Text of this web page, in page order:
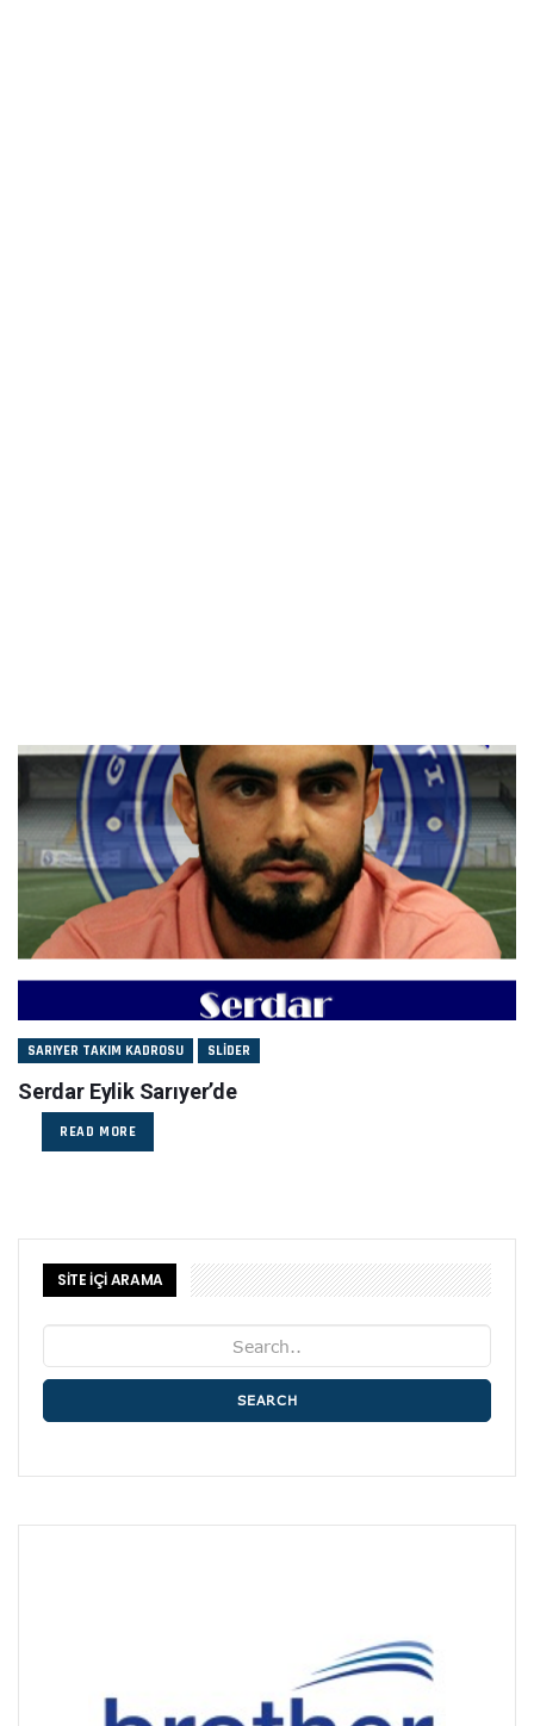
SARIYER TAKIM KADROSU SLIDER
Serdar Eylik Sarıyer’de
READ MORE
SİTE İÇİ ARAMA
SEARCH